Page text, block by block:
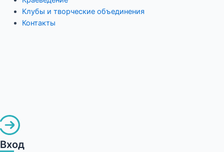
Клубы и творческие объединения
Контакты
Вход